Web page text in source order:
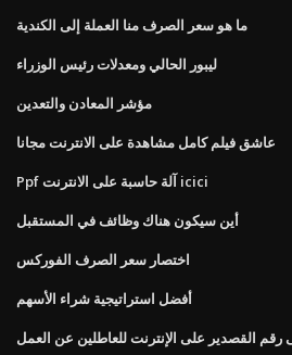
ما هو سعر الصرف منا العملة إلى الكندية
ليبور الحالي ومعدلات رئيس الوزراء
مؤشر المعادن والتعدين
عاشق فيلم كامل مشاهدة على الانترنت مجانا
Ppf آلة حاسبة على الانترنت icici
أين سيكون هناك وظائف في المستقبل
اختصار سعر الصرف الفوركس
أفضل استراتيجية شراء الأسهم
القصدير على الإنترنت للعاطلين عن العمل